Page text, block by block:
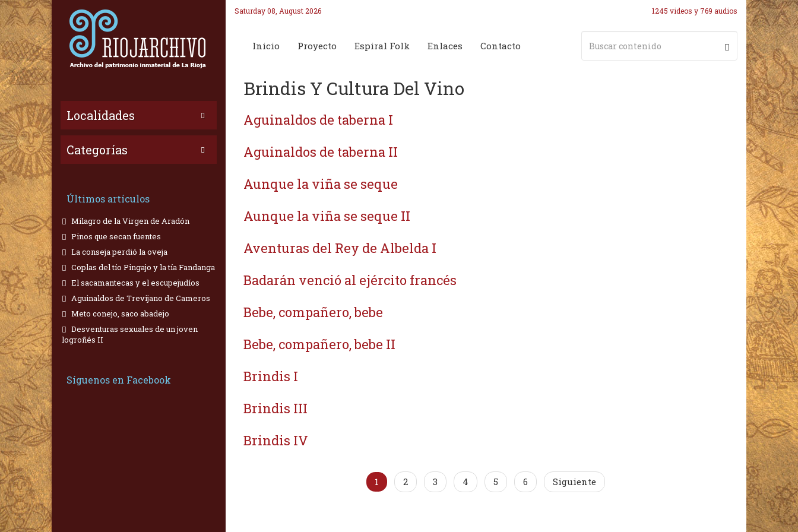
Localidades
Categorías
Últimos artículos
Milagro de la Virgen de Aradón
Pinos que secan fuentes
La conseja perdió la oveja
Coplas del tío Pingajo y la tía Fandanga
El sacamantecas y el escupejudíos
Aguinaldos de Trevijano de Cameros
Meto conejo, saco abadejo
Desventuras sexuales de un joven
logroñés II
Síguenos en Facebook
Saturday 08, August 2026 1245 videos y 769 audios
Inicio Proyecto Espiral Folk Enlaces Contacto
Brindis Y Cultura Del Vino
Aguinaldos de taberna I
Aguinaldos de taberna II
Aunque la viña se seque
Aunque la viña se seque II
Aventuras del Rey de Albelda I
Badarán venció al ejército francés
Bebe, compañero, bebe
Bebe, compañero, bebe II
Brindis I
Brindis III
Brindis IV
1 2 3 4 5 6 Siguiente